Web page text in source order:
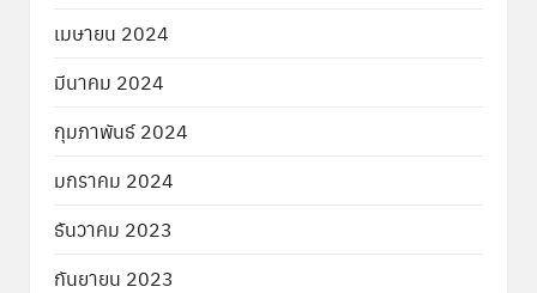
เมษายน 2024
มีนาคม 2024
กุมภาพันธ์ 2024
มกราคม 2024
ธันวาคม 2023
กันยายน 2023